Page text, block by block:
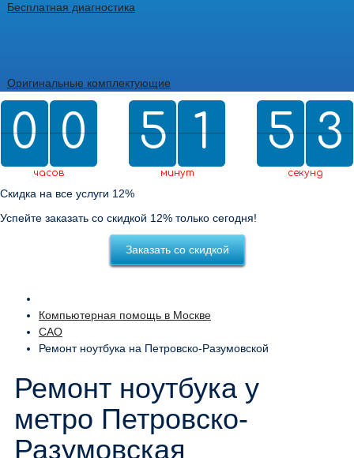
Бесплатная диагностика
Оригинальные комплектующие
0
0 0
0
часов
5
5 2
1
1
2
минут
0
5
5
0 3
2
2
3
секунд
Скидка на все услуги 12%
Успейте заказать со скидкой 12% только сегодня!
Заказать со скидкой
Компьютерная помощь в Москве
САО
Ремонт ноутбука на Петровско-Разумовской
Ремонт ноутбука у
метро Петровско-
Разумовская